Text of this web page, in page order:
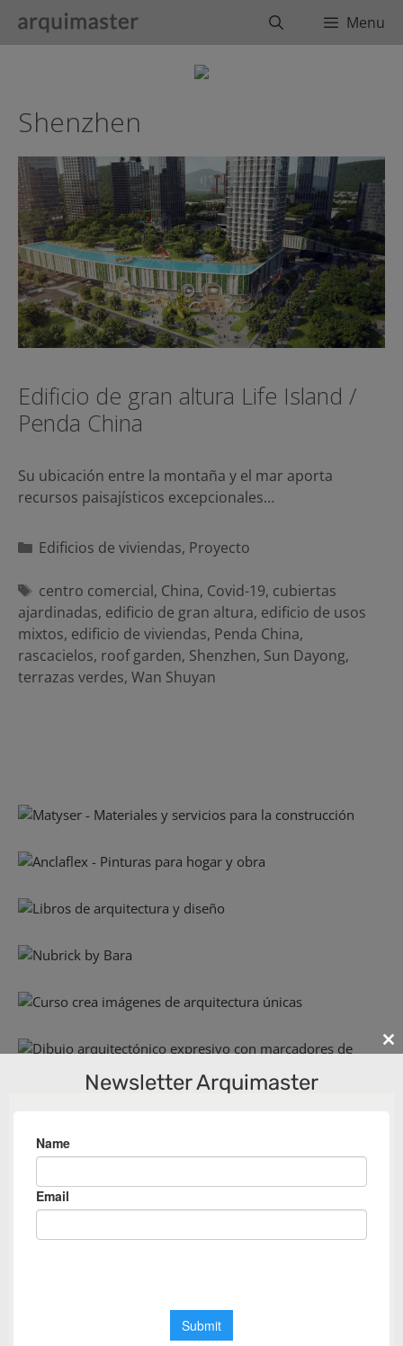
BuscarMenu
Shenzhen
Edificio de gran altura Life Island /
Penda China
Su ubicación entre la montaña y el mar aporta
recursos paisajísticos excepcionales…
Categorías
Edificios de viviendas, Proyecto
Etiquetas
centro comercial, China, Covid-19, cubiertas
ajardinadas, edificio de gran altura, edificio de usos
mixtos, edificio de viviendas, Penda China,
rascacielos, roof garden, Shenzhen, Sun Dayong,
terrazas verdes, Wan Shuyan
Newsletter Arquimaster